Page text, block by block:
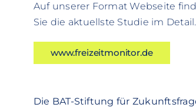
Auf unserer Format Webseite
Sie die aktuellste Studie im Detail.
www.freizeitmonitor.de
Die BAT-Stiftung für